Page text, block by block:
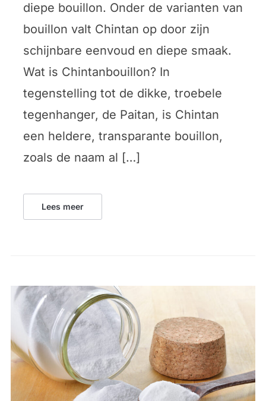
diepe bouillon. Onder de varianten van
bouillon valt Chintan op door zijn
schijnbare eenvoud en diepe smaak.
Wat is Chintanbouillon? In
tegenstelling tot de dikke, troebele
tegenhanger, de Paitan, is Chintan
een heldere, transparante bouillon,
zoals de naam al […]
Lees meer